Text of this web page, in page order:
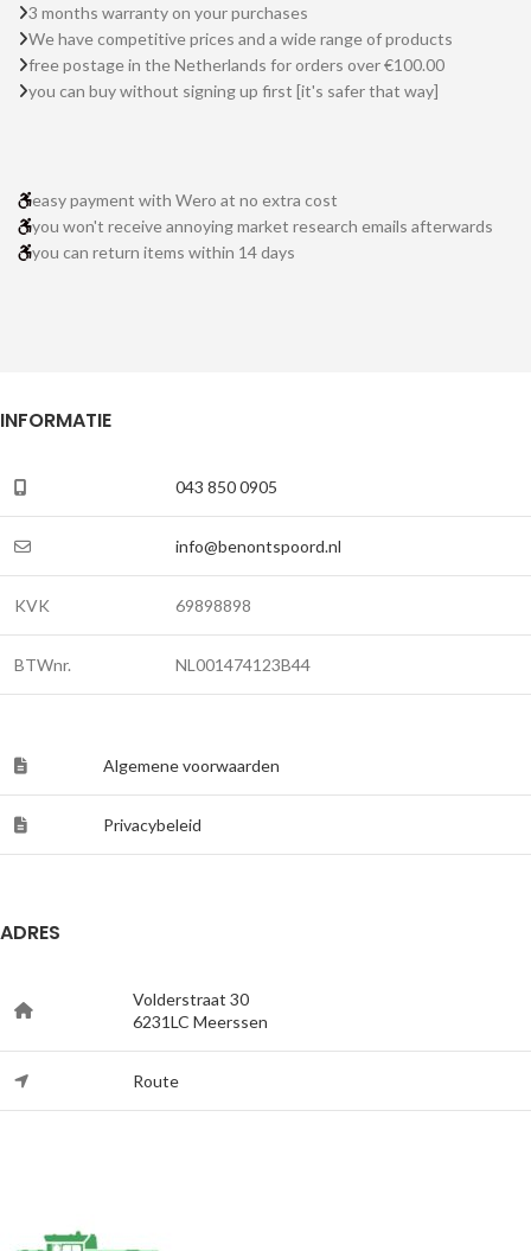
3 months warranty on your purchases
We have competitive prices and a wide range of products
free postage in the Netherlands for orders over €100.00
you can buy without signing up first [it's safer that way]
easy payment with Wero at no extra cost
you won't receive annoying market research emails afterwards
you can return items within 14 days
INFORMATIE
043 850 0905
info@benontspoord.nl
KVK 69898898
BTWnr. NL001474123B44
Algemene voorwaarden
Privacybeleid
ADRES
Volderstraat 30
6231LC Meerssen
Route